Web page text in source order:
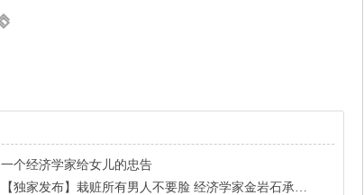
一个经济学家给女儿的忠告
【独家发布】栽赃所有男人不要脸 经济学家金岩石承认出轨